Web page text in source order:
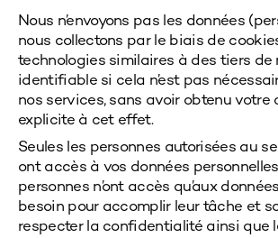
Nous n’envoyons pas les données
nous collectons par le biais de
technologies similaires à des tiers de
identifiable si cela n’est pas
nos services, sans avoir obtenu votre
explicite à cet effet.
Seules les personnes autorisées au
ont accès à vos données
personnes n’ont accès qu’aux
besoin pour accomplir leur tâche et
respecter la confidentialité ainsi que